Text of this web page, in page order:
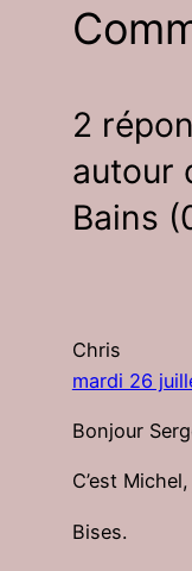
2
autour
Bains
Chris
mardi 26
Bonjour
C’est
Bises.